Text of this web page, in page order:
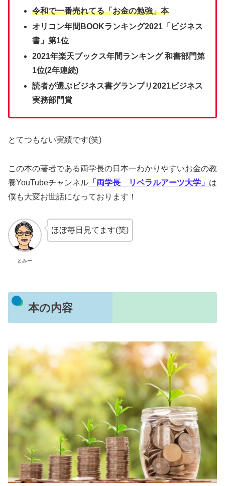
令和で一番売れてる「お金の勉強」本
オリコン年間BOOKランキング2021「ビジネス
書」第1位
2021年楽天ブックス年間ランキング 和書部門第
1位(2年連続)
読者が選ぶビジネス書グランプリ2021ビジネス
実務部門賞
とてつもない実績です(笑)
この本の著者である両学長の日本一わかりやすいお金の教
養YouTubeチャンネル 「両学長 リベラルアーツ大学」 は
僕も大変お世話になっております！
とみー
ほぼ毎日見てます(笑)
本の内容